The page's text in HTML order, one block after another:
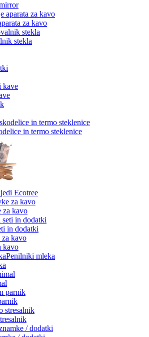
za kavo
stekla
in termo steklenice
Ecotree
za kavo
in dodatki
kavo
Penilniki mleka